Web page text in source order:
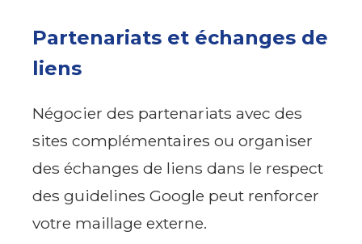
Partenariats et échanges de
liens
Négocier des partenariats avec des
sites complémentaires ou organiser
des échanges de liens dans le respect
des guidelines Google peut renforcer
votre maillage externe.